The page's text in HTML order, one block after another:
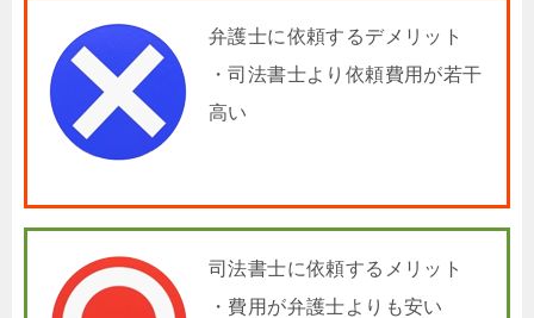
弁護士に依頼するデメリット
・司法書士より依頼費用が若干
高い
司法書士に依頼するメリット
・費用が弁護士よりも安い